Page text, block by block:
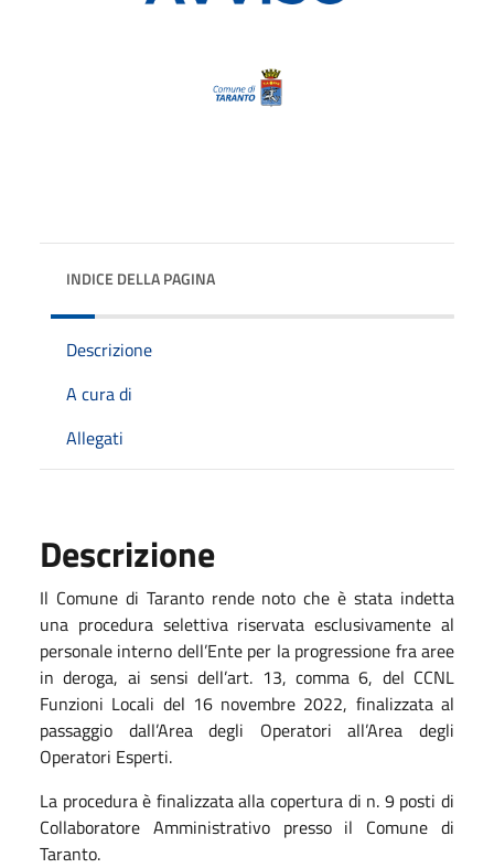
INDICE DELLA PAGINA
Descrizione
A cura di
Allegati
Descrizione
Il Comune di Taranto rende noto che è stata indetta
una procedura selettiva riservata esclusivamente al
personale interno dell’Ente per la progressione fra aree
in deroga, ai sensi dell’art. 13, comma 6, del CCNL
Funzioni Locali del 16 novembre 2022, finalizzata al
passaggio dall’Area degli Operatori all’Area degli
Operatori Esperti.
La procedura è finalizzata alla copertura di n. 9 posti di
Collaboratore Amministrativo presso il Comune di
Taranto.